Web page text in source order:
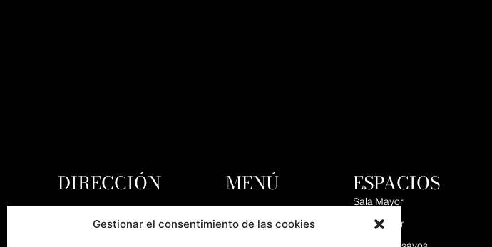
Gestionar el consentimiento de las cookies
DIRECCIÓN
CP 37008 – Salamanca
MENÚ ESPACIOS
Sala Mayor
Sala Menor